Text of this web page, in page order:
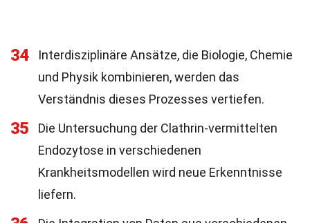
34
Interdisziplinäre Ansätze, die Biologie, Chemie
und Physik kombinieren, werden das
Verständnis dieses Prozesses vertiefen.
35
Die Untersuchung der Clathrin-vermittelten
Endozytose in verschiedenen
Krankheitsmodellen wird neue Erkenntnisse
liefern.